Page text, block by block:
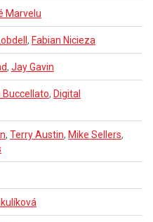
Marvelu
, Fabian Nicieza
, Jay Gavin
Buccellato, Digital
, Terry Austin, Mike Sellers,